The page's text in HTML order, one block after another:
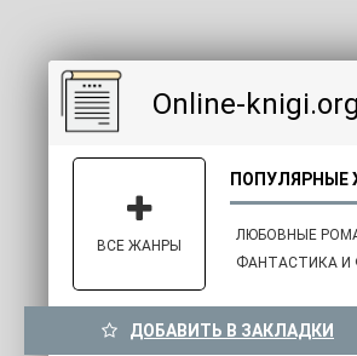
Online-knigi.org
ЛЮБОВНЫЕ
ФАНТАСТИКА И
ВСЕ ЖАНРЫ
ДОБАВИТЬ В ЗАКЛАДКИ